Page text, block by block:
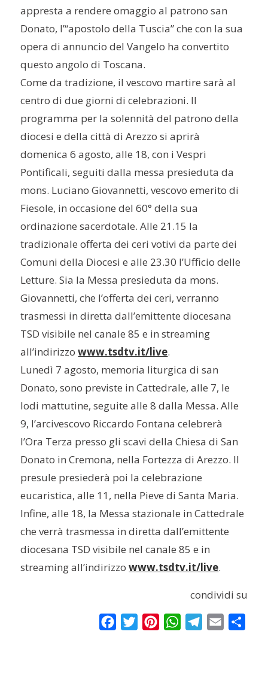
appresta a rendere omaggio al patrono san
Donato, l’“apostolo della Tuscia” che con la sua
opera di annuncio del Vangelo ha convertito
questo angolo di Toscana.
Come da tradizione, il vescovo martire sarà al
centro di due giorni di celebrazioni. Il
programma per la solennità del patrono della
diocesi e della città di Arezzo si aprirà
domenica 6 agosto, alle 18, con i Vespri
Pontificali, seguiti dalla messa presieduta da
mons. Luciano Giovannetti, vescovo emerito di
Fiesole, in occasione del 60° della sua
ordinazione sacerdotale. Alle 21.15 la
tradizionale offerta dei ceri votivi da parte dei
Comuni della Diocesi e alle 23.30 l’Ufficio delle
Letture. Sia la Messa presieduta da mons.
Giovannetti, che l’offerta dei ceri, verranno
trasmessi in diretta dall’emittente diocesana
TSD visibile nel canale 85 e in streaming
all’indirizzowww.tsdtv.it/live.
Lunedì 7 agosto, memoria liturgica di san
Donato, sono previste in Cattedrale, alle 7, le
lodi mattutine, seguite alle 8 dalla Messa. Alle
9, l’arcivescovo Riccardo Fontana celebrerà
l’Ora Terza presso gli scavi della Chiesa di San
Donato in Cremona, nella Fortezza di Arezzo. Il
presule presiederà poi la celebrazione
eucaristica, alle 11, nella Pieve di Santa Maria.
Infine, alle 18, la Messa stazionale in Cattedrale
che verrà trasmessa in diretta dall’emittente
diocesana TSD visibile nel canale 85 e in
streaming all’indirizzowww.tsdtv.it/live.
condividi su
FacebookTwitterPinterestWhatsAppTelegram
Email